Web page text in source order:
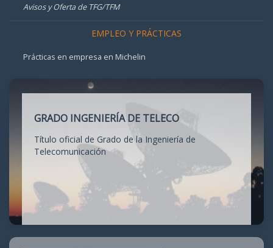
Avisos y Oferta de TFG/TFM
EMPLEO Y PRÁCTICAS
Prácticas en empresa en Michelin
GRADO INGENIERÍA DE TELECO
Título oficial de Grado de la Ingeniería de
Telecomunicación